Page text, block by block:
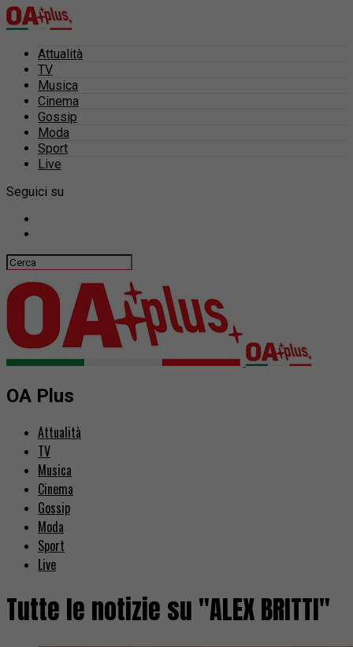
Attualità
TV
Musica
Cinema
Gossip
Moda
Sport
Live
Seguici su
OA Plus
Attualità
TV
Musica
Cinema
Gossip
Moda
Sport
Live
Tutte le notizie su "ALEX BRITTI"